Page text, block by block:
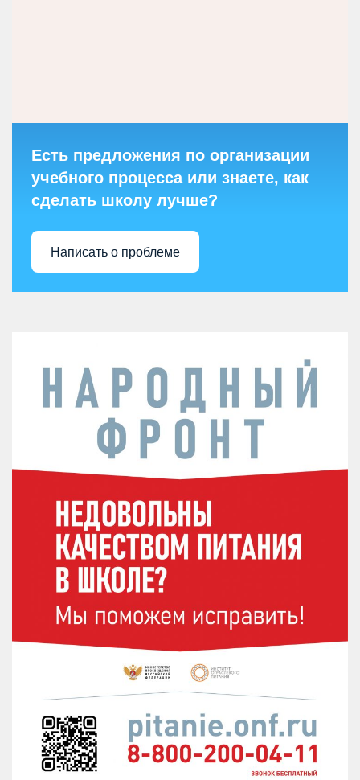
Есть предложения по организации
учебного процесса или знаете, как
сделать школу лучше?
Написать о проблеме